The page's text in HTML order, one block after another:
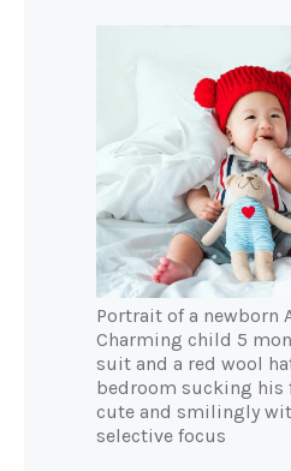
Portrait of a newborn
Charming child 5
suit and a red wool
bedroom sucking his
cute and smilingly
selective focus